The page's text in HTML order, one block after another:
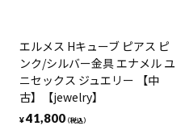
エルメス Hキューブ ピアス ピ
ンク/シルバー金具 エナメル ユ
ニセックス ジュエリー 【中
古】【jewelry】
¥41,800（税込）